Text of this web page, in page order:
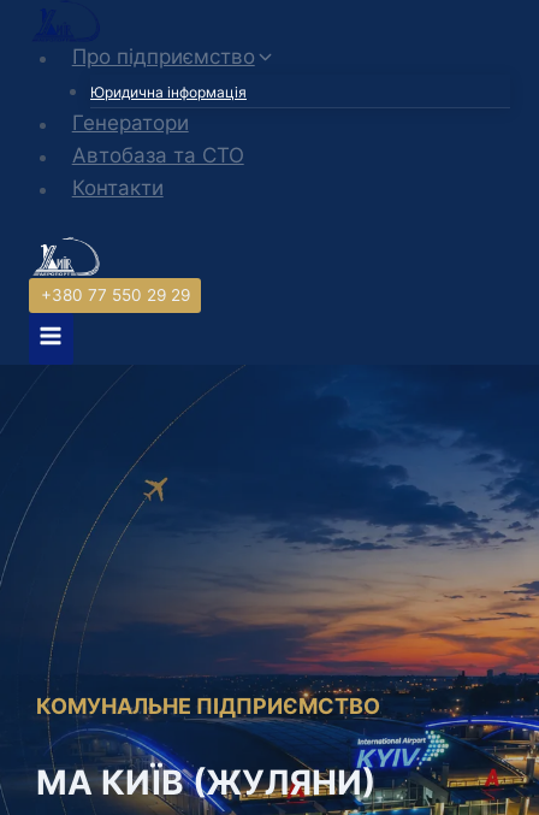
Про підприємство
Юридична інформація
Генератори
Автобаза та СТО
Контакти
+380 77 550 29 29
КОМУНАЛЬНЕ ПІДПРИЄМСТВО
МА КИЇВ (ЖУЛЯНИ)